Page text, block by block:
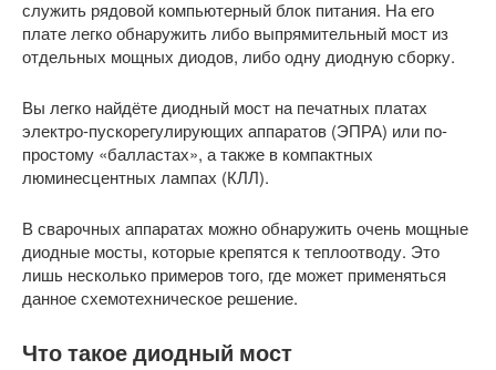
служить рядовой компьютерный блок питания. На его
плате легко обнаружить либо выпрямительный мост из
отдельных мощных диодов, либо одну диодную сборку.
Вы легко найдёте диодный мост на печатных платах
электро-пускорегулирующих аппаратов (ЭПРА) или по-
простому «балластах», а также в компактных
люминесцентных лампах (КЛЛ).
В сварочных аппаратах можно обнаружить очень мощные
диодные мосты, которые крепятся к теплоотводу. Это
лишь несколько примеров того, где может применяться
данное схемотехническое решение.
Что такое диодный мост